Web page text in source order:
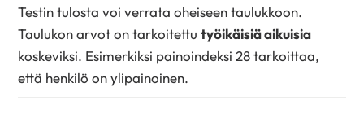
Testin tulosta voi verrata oheiseen taulukkoon.
Taulukon arvot on tarkoitettutyöikäisiä aikuisia
koskeviksi. Esimerkiksi painoindeksi 28 tarkoittaa,
että henkilö on ylipainoinen.